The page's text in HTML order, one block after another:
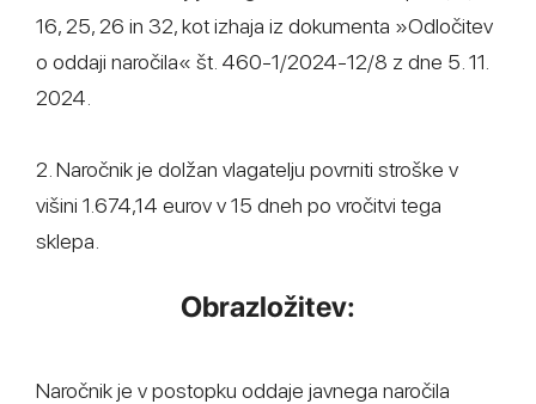
16, 25, 26 in 32, kot izhaja iz dokumenta »Odločitev
o oddaji naročila« št. 460-1/2024-12/8 z dne 5. 11.
2024.
2. Naročnik je dolžan vlagatelju povrniti stroške v
višini 1.674,14 eurov v 15 dneh po vročitvi tega
sklepa.
Obrazložitev:
Naročnik je v postopku oddaje javnega naročila